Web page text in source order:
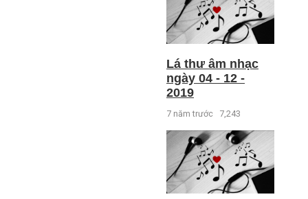
Lá thư âm nhạc
ngày 04 - 12 -
2019
7 năm trước 7,243